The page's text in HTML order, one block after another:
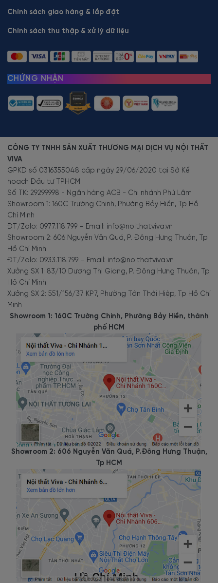
Chính sách giao hàng & lắp đặt
Chính sách thu thập & xử lý dữ liệu
CHỨNG NHẬN
CÔNG TY TNHH SẢN XUẤT THƯƠNG MẠI DỊCH VỤ NỘI THẤT
VIVA
GPKD số 0316355048 cấp ngày 29/06/2020 tại Sở Kế
hoạch Đầu tư TPHCM
Số TK: 29299998 - Ngân hàng ACB - Chi nhánh Phú Lâm
Showroom 1: 160C Trường Chinh, Phường Bảy Hiền, Tp Hồ
Chí Minh
ĐT/Zalo: 0977.118.799 – Email: info@noithatviva.vn
Showroom 2: 606 Nguyễn Văn Quá, P. Đông Hưng Thuận, Tp
Hồ Chí Minh
ĐT/Zalo: 0933.118.799 – Email: info@noithatviva.vn
Xưởng SX 1: 83/10 Dương Thị Giang, P. Đông Hưng Thuận, Tp
Hồ Chí Minh
Xưởng SX 2: 551/156/37 KP7, Phường Tân Thới Hiệp, Tp Hồ Chí
Minh
Showroom 1: 160C Trường Chinh, Phường Bảy Hiền, thành
phố HCM
Showroom 2: 606 Nguyễn Văn Quá, P.Đông Hưng Thuận,
Tp HCM